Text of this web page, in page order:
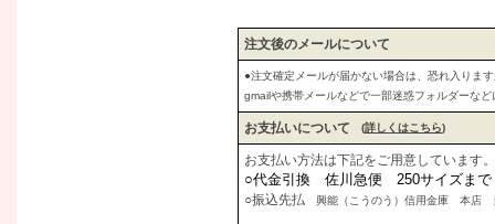
注文後のメールについて
●注文確定メールが届かない場合は、恐れ入りま
gmailや携帯メールなどで一部迷惑フォルダーな
お支払いについて (詳しくはこちら)
お支払い方法は下記をご用意しています。
○代金引換 佐川急便 250サイズま
○振込先払 興能（こうのう）信用金庫 本店